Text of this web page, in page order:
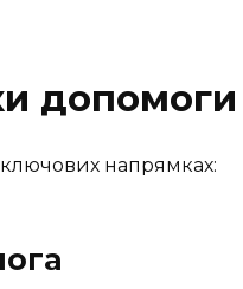
допомоги
ключових напрямках: